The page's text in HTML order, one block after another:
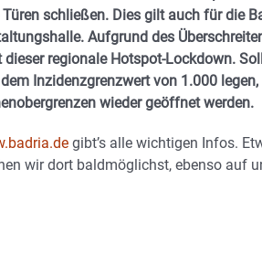
schließen. Dies gilt auch für die
Aufgrund des
regionale Hotspot-Lockdown.
Inzidenzgrenzwert von 1.000
wieder geöffnet werden.
gibt’s alle wichtigen Infos.
wir dort baldmöglichst, ebenso auf